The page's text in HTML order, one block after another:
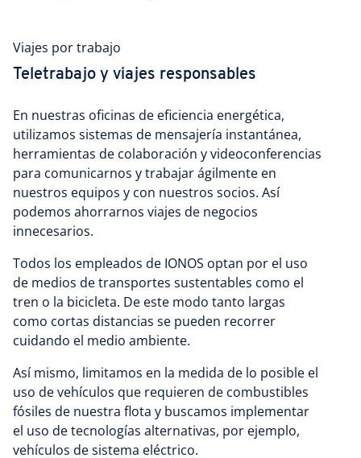
Viajes por trabajo
Teletrabajo y viajes responsables
En nuestras oficinas de eficiencia energética,
utilizamos sistemas de mensajería instantánea,
herramientas de colaboración y videoconferencias
para comunicarnos y trabajar ágilmente en
nuestros equipos y con nuestros socios. Así
podemos ahorrarnos viajes de negocios
innecesarios.
Todos los empleados de IONOS optan por el uso
de medios de transportes sustentables como el
tren o la bicicleta. De este modo tanto largas
como cortas distancias se pueden recorrer
cuidando el medio ambiente.
Así mismo, limitamos en la medida de lo posible el
uso de vehículos que requieren de combustibles
fósiles de nuestra flota y buscamos implementar
el uso de tecnologías alternativas, por ejemplo,
vehículos de sistema eléctrico.